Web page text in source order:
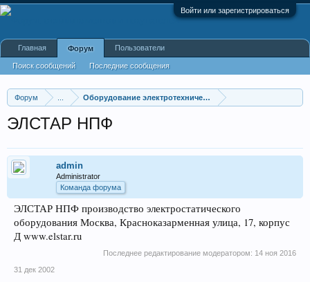
Войти или зарегистрироваться
Форум Оборудование электротехнической промышленности
ЭЛСТАР НПФ
admin
Administrator
Команда форума
ЭЛСТАР НПФ производство электростатического
оборудования Москва, Красноказарменная улица, 17, корпус
Д www.elstar.ru
Последнее редактирование модератором: 14 ноя 2016
31 дек 2002
Главная Форум
Поиск сообщений Последние сообщения
Пользователи